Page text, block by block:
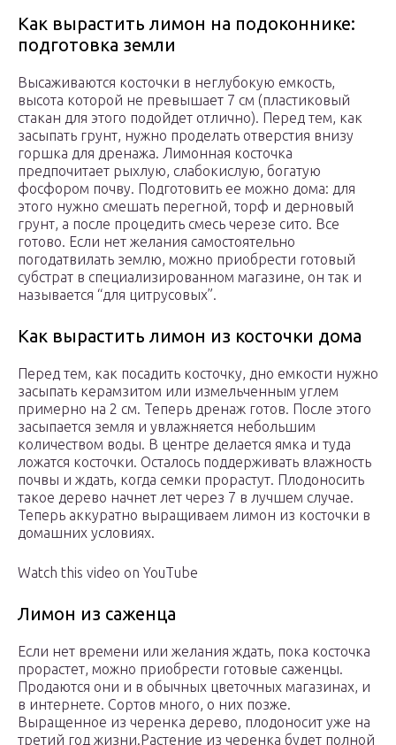
Как вырастить лимон на подоконнике:
подготовка земли
Высаживаются косточки в неглубокую емкость,
высота которой не превышает 7 см (пластиковый
стакан для этого подойдет отлично). Перед тем, как
засыпать грунт, нужно проделать отверстия внизу
горшка для дренажа. Лимонная косточка
предпочитает рыхлую, слабокислую, богатую
фосфором почву. Подготовить ее можно дома: для
этого нужно смешать перегной, торф и дерновый
грунт, а после процедить смесь черезе сито. Все
готово. Если нет желания самостоятельно
погодатвилать землю, можно приобрести готовый
субстрат в специализированном магазине, он так и
называется “для цитрусовых”.
Как вырастить лимон из косточки дома
Перед тем, как посадить косточку, дно емкости нужно
засыпать керамзитом или измельченным углем
примерно на 2 см. Теперь дренаж готов. После этого
засыпается земля и увлажняется небольшим
количеством воды. В центре делается ямка и туда
ложатся косточки. Осталось поддерживать влажность
почвы и ждать, когда семки прорастут. Плодоносить
такое дерево начнет лет через 7 в лучшем случае.
Теперь аккуратно выращиваем лимон из косточки в
домашних условиях.
Watch this video on YouTube
Лимон из саженца
Если нет времени или желания ждать, пока косточка
прорастет, можно приобрести готовые саженцы.
Продаются они и в обычных цветочных магазинах, и
в интернете. Сортов много, о них позже.
Выращенное из черенка дерево, плодоносит уже на
третий год жизни.Растение из черенка будет полной